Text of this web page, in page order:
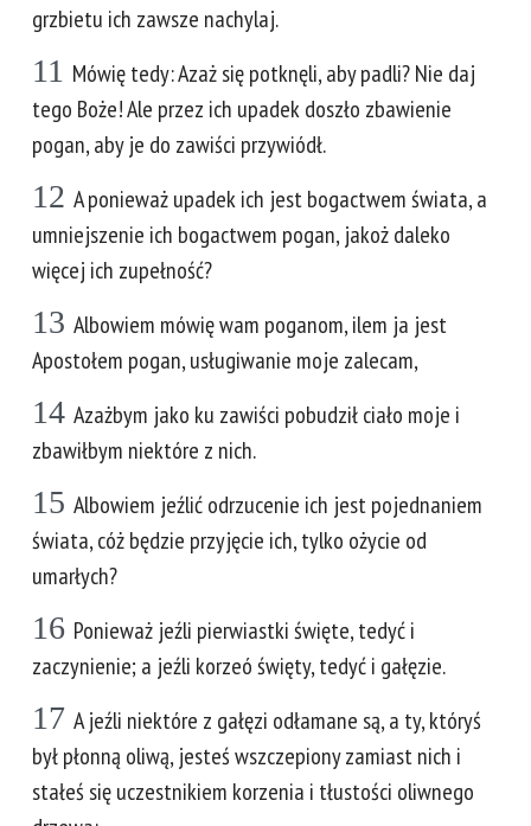
grzbietu ich zawsze nachylaj.
11 Mówię tedy: Azaż się potknęli, aby padli? Nie daj
tego Boże! Ale przez ich upadek doszło zbawienie
pogan, aby je do zawiści przywiódł.
12 A ponieważ upadek ich jest bogactwem świata, a
umniejszenie ich bogactwem pogan, jakoż daleko
więcej ich zupełność?
13 Albowiem mówię wam poganom, ilem ja jest
Apostołem pogan, usługiwanie moje zalecam,
14 Azażbym jako ku zawiści pobudził ciało moje i
zbawiłbym niektóre z nich.
15 Albowiem jeźlić odrzucenie ich jest pojednaniem
świata, cóż będzie przyjęcie ich, tylko ożycie od
umarłych?
16 Ponieważ jeźli pierwiastki święte, tedyć i
zaczynienie; a jeźli korzeó święty, tedyć i gałęzie.
17 A jeźli niektóre z gałęzi odłamane są, a ty, któryś
był płonną oliwą, jesteś wszczepiony zamiast nich i
stałeś się uczestnikiem korzenia i tłustości oliwnego